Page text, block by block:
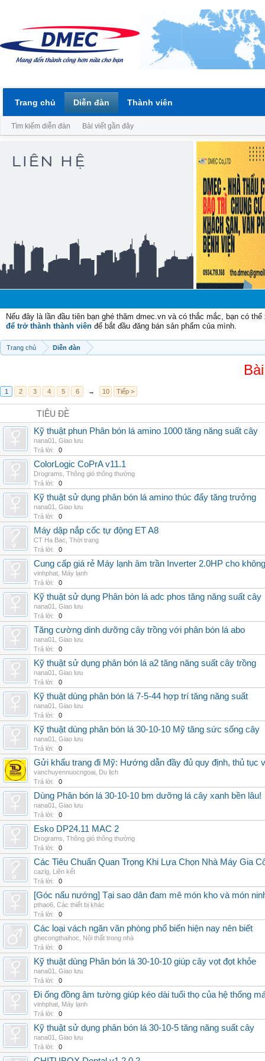
Nếu đây là lần đầu tiên bạn ghé thăm dmec.vn và có thắc mắc, bạn có
để trở thành thành viên để bắt đầu đăng bán sản phẩm của mình.
Trang chủ Diễn đàn
1 2 3 4 5 6 → 10 Tiếp >
TIÊU ĐỀ
Kỹ thuật phun Phân bón lá amino 1000 tăng năng suất cây
nana01
Giao lưu
Trả lời:
0
ColorLogic CoPrA v11.1
Drograms Thông gió thông thường
Trả lời:
0
Kỹ thuật sử dụng phân bón lá amino thúc đẩy tăng trưởng
nana01
Giao lưu
Trả lời:
0
Máy dập nắp cốc tự động ET A8
CT Ha Bac Thời trang
Trả lời:
0
Cung cấp giá rẻ Máy lạnh âm trần Inverter 2.0HP cho
vinhphat Máy lạnh
Trả lời:
0
Kỹ thuật sử dụng Phân bón lá adc phos tăng năng suất cây
nana01
Giao lưu
Trả lời:
0
Tăng cường dinh dưỡng cây trồng với phân bón lá abo
nana01
Giao lưu
Trả lời:
0
Kỹ thuật sử dụng phân bón lá a2 tăng năng suất cây trồng
nana01
Giao lưu
Trả lời:
0
Kỹ thuật dùng phân bón lá 7-5-44 hợp trí tăng năng suất
nana01
Giao lưu
Trả lời:
0
Kỹ thuật dùng phân bón lá 30-10-10 Mỹ tăng sức sống cây
nana01
Giao lưu
Trả lời:
0
Gửi khẩu trang đi Mỹ: Hướng dẫn đầy đủ quy định, thủ tục
vanchuyennuocngoai Du lịch
Trả lời:
0
Dùng Phân bón lá 30-10-10 bm dưỡng lá cây xanh bền lâu!
nana01
Giao lưu
Trả lời:
0
Esko DP24.11 MAC 2
Drograms Thông gió thông thường
Trả lời:
0
Các Tiêu Chuẩn Quan Trọng Khi Lựa Chọn Nhà Máy Gia
cazlg Liên kết
Trả lời:
0
[Góc nấu nướng] Tại sao dân đam mê món kho và món
pthao6 Các thiết bị khác
Trả lời:
0
Các loại vách ngăn văn phòng phổ biến hiện nay nên biết
ghecongthaihoc
Nội thất trong nhà
Trả lời:
0
Kỹ thuật dùng Phân bón lá 30-10-10 giúp cây vọt đọt khỏe
nana01
Giao lưu
Trả lời:
0
Đi ống đồng âm tường giúp kéo dài tuổi thọ của hệ thống
vinhphat Máy lạnh
Trả lời:
0
Kỹ thuật sử dụng phân bón lá 30-10-5 tăng năng suất cây
nana01
Giao lưu
Trả lời:
0
Trang chủ Diễn đàn
Tìm kiếm diễn đàn Bài viết gần đây
Thành viên